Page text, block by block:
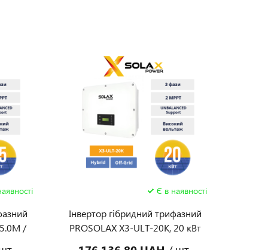
/
Є в наявності
Інвертор гібридний трифазний
PROSOLAX X3-ULT-20K, 20 кВт